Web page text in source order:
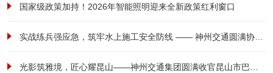
国家级政策加持！2026年智能照明迎来全新政策红利窗口